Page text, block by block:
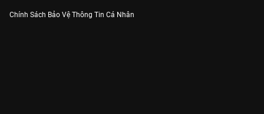
Chính Sách Bảo Vệ Thông Tin Cá Nhân